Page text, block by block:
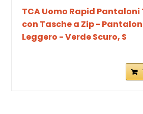
TCA Uomo Rapid
con Tasche a Zip -
Leggero - Verde Scuro, S